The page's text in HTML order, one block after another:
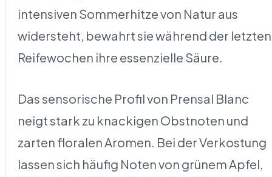
intensiven Sommerhitze von Natur aus
widersteht, bewahrt sie während der letzten
Reifewochen ihre essenzielle Säure.
Das sensorische Profil von Prensal Blanc
neigt stark zu knackigen Obstnoten und
zarten floralen Aromen. Bei der Verkostung
lassen sich häufig Noten von grünem Apfel,